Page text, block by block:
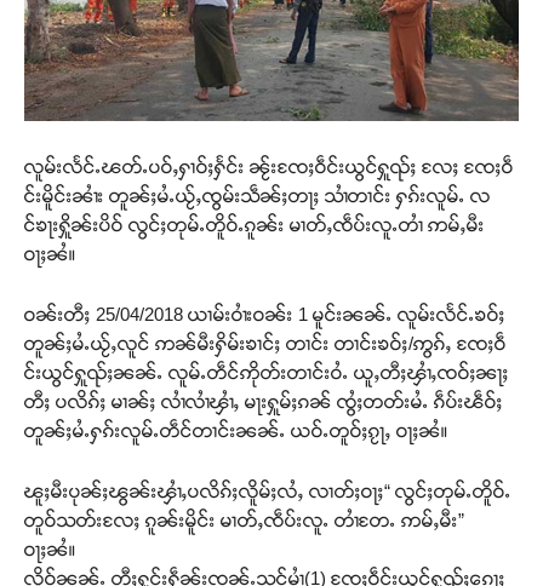
လူမ်းလႅင်ႉၽတ်ႉပဝ်ႇႁၢဝ်ႈႁႅင်း ၼႂ်းၸႄႈဝဵင်းယွင်ႁူၺ်ႈ လႄႈ ၸႄႈဝဵ
င်းမိူင်းၼၢႆး တူၼ်ႈမႆႉယႂ်ႇၸွမ်းသဵၼ်ႈတႃႈ သၢႆတၢင်း ႁၵ်းလူမ်ႉ လ
င်ၶႃးႁိူၼ်းပိဝ် လွင်ႈတုမ်ႉတိူဝ်ႉၵူၼ်း မၢတ်ႇၸဵပ်းလူႉတၢႆ ဢမ်ႇမီး
ဝႃႈၼႆ။
ဝၼ်းတီႈ 25/04/2018 ယၢမ်းဝၢႆးဝၼ်း 1 မူင်းၼၼ်ႉ လူမ်းလႅင်ႉၶဝ်ႈ
တူၼ်ႈမႆႉယႂ်ႇလူင် ဢၼ်မီးႁိမ်းၶၢင်ႈ တၢင်း တၢင်းၶဝ်ႈ/ဢွၵ်ႇ ၸႄႈဝဵ
င်းယွင်ႁူၺ်ႈၼၼ်ႉ လူမ်ႉတဵင်ဢိုတ်းတၢင်းဝႆႉ ယူႇတီႈၾၢႆႇၸဝ်ႈၼႃႈ
တီႈ ပလိၵ်ႈ မၢၼ်ႈ လၢႆလၢႆၾၢႆႇ မႃးႁူမ်ႈၵၼ် ၸွႆႈတတ်းမႆႉ ၵဵပ်းၽဵဝ်ႈ
တူၼ်ႈမႆႉႁၵ်းလူမ်ႉတဵင်တၢင်းၼၼ်ႉ ယဝ်ႉတူဝ်ႈၵႂႃႇ ဝႃႈၼႆ။
ၽူႈမီးပုၼ်ႈၽွၼ်းၾၢႆႇပလိၵ်ႈလိူမ်ႈလႆႇ လၢတ်ႈဝႃႈ“ လွင်ႈတုမ်ႉတိူဝ်ႉ
တူဝ်သတ်းလႄႈ ၵူၼ်းမိူင်း မၢတ်ႇၸဵပ်းလူႉ တၢႆတႄႉ ဢမ်ႇမီး”
ဝႃႈၼႆ။
လိူဝ်ၼၼ်ႉ တီႈႁူင်းႁဵၼ်းၸၼ်ႉသုင်မၢႆ(1) ၸႄႈဝဵင်းယွင်ႁူၺ်ႈၵေႃႈ